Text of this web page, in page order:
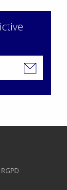
RGPD